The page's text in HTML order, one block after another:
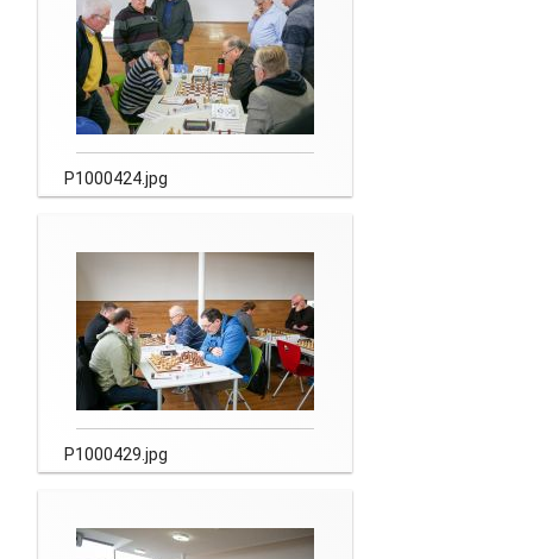
Kontakt
Impressum
Datenschutz
P1000424.jpg
P1000429.jpg